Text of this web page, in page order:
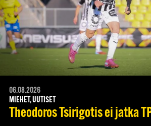
06.08.2026
MIEHET, UUTISET
Theodoros Tsirigotis ei jatka